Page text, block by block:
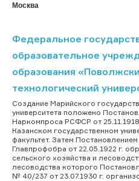
Москва
Федеральное
образовательное
образования
технологический
Создание Марийского
университета положено
Наркомпроса РСФСР от
Казанском государственном
факультет. Затем
Главпрофобра от 22.05.1922 г.
сельского хозяйства и
лесоводства которого
№ 40/237 от 23.07.1930 г.